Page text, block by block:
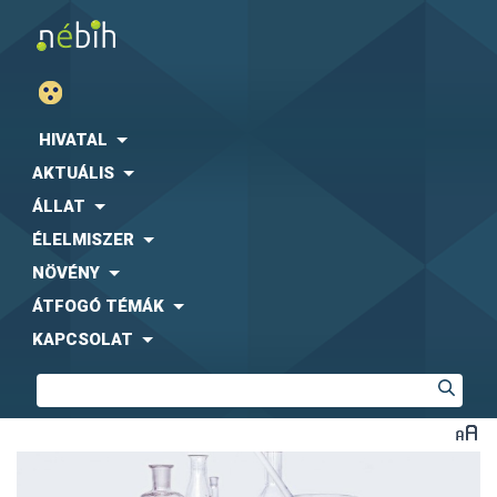
HIVATAL
AKTUÁLIS
ÁLLAT
ÉLELMISZER
NÖVÉNY
ÁTFOGÓ TÉMÁK
KAPCSOLAT